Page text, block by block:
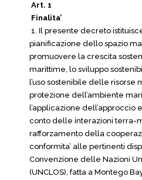
Art. 1
Finalita’
1. Il presente decreto
pianificazione dello spazio
promuovere la crescita
marittime, lo sviluppo
l’uso sostenibile delle risorse
protezione dell’ambiente
l’applicazione dell’approccio
conto delle interazioni terra-
rafforzamento della
conformita’ alle pertinenti
Convenzione delle Nazioni
(UNCLOS), fatta a Montego